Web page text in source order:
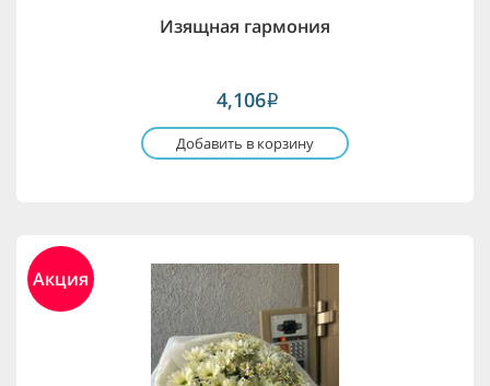
Изящная гармония
4,106i
Добавить в корзину
Акция